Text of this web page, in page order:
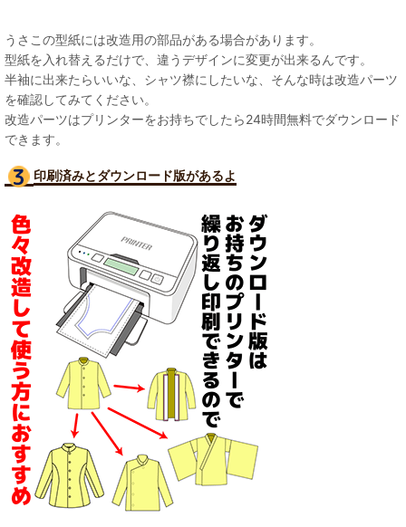
うさこの型紙には改造用の部品がある場合があります。
型紙を入れ替えるだけで、違うデザインに変更が出来るんです。
半袖に出来たらいいな、シャツ襟にしたいな、そんな時は改造パーツ
を確認してみてください。
改造パーツはプリンターをお持ちでしたら24時間無料でダウンロード
できます。
印刷済みとダウンロード版があるよ